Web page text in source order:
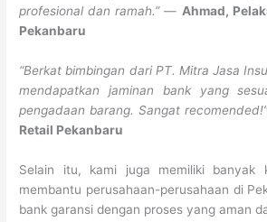
profesional dan ramah.”— Ahmad,
Pekanbaru
“Berkat bimbingan dari PT. Mitra Jasa
mendapatkan jaminan bank yang
pengadaan barang. Sangat recomended!”
Retail Pekanbaru
Selain itu, kami juga memiliki banyak
membantu perusahaan-perusahaan di
bank garansi dengan proses yang aman